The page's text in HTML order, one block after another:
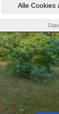
Alle Cookies